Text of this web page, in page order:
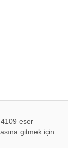
eser
gitmek için